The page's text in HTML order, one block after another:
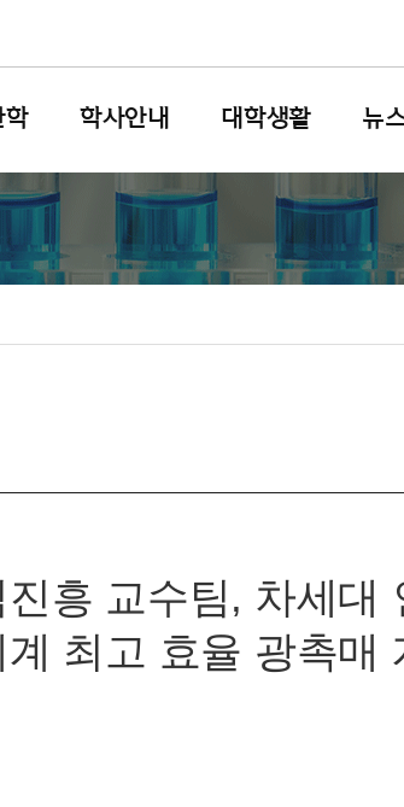
학 학사안내 대학생활 뉴
진흥 교수팀, 차세대
계 최고 효율 광촉매